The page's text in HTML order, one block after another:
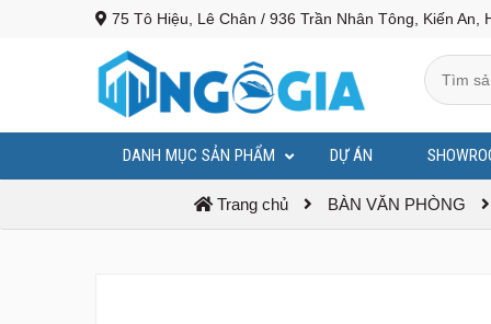
75 Tô Hiệu, Lê Chân / 936 Trần Nhân Tông, Kiến An,
DANH MỤC SẢN PHẨM DỰ ÁN
Trang chủ BÀN VĂN PHÒNG